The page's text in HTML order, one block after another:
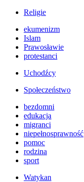
Religie
ekumenizm
Islam
Prawosławie
protestanci
Uchodźcy
Społeczeństwo
bezdomni
edukacja
migranci
niepełnosprawność
pomoc
rodzina
sport
Watykan